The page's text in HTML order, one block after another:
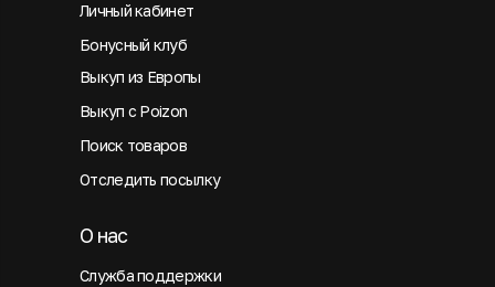
Личный кабинет
Бонусный клуб
Выкуп из Европы
Выкуп с Poizon
Поиск товаров
Отследить посылку
Служба поддержки
О нас